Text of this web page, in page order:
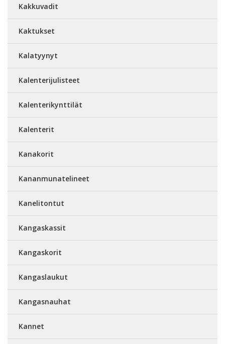
Kakkuvadit
Kaktukset
Kalatyynyt
Kalenterijulisteet
Kalenterikynttilät
Kalenterit
Kanakorit
Kananmunatelineet
Kanelitontut
Kangaskassit
Kangaskorit
Kangaslaukut
Kangasnauhat
Kannet